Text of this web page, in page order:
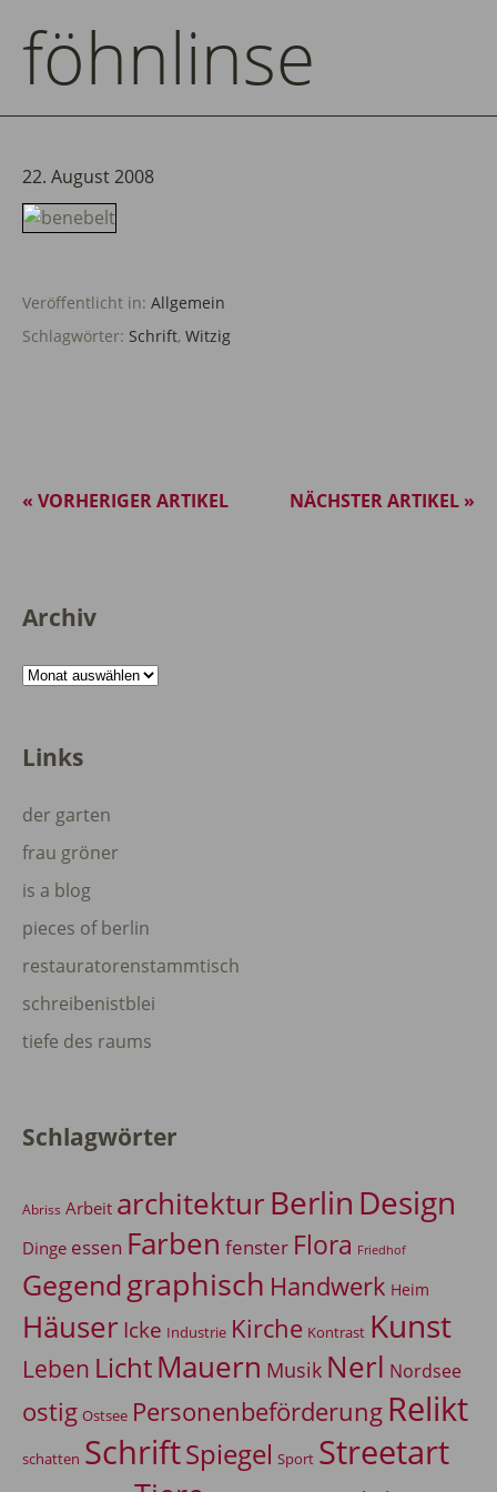
föhnlinse
22. August 2008
Veröffentlicht in: Allgemein
Schlagwörter: Schrift, Witzig
NÄCHSTER ARTIKEL »
« VORHERIGER ARTIKEL
Archiv
Archiv
Links
der garten
frau gröner
is a blog
pieces of berlin
restauratorenstammtisch
schreibenistblei
tiefe des raums
Schlagwörter
Abriss Arbeit architekturBerlin Design
Dinge essen Farben fenster Flora Friedhof
Gegendgraphisch Handwerk Heim
Häuser Icke Industrie Kirche Kontrast Kunst
Leben LichtMauern Musik Nerl Nordsee
ostig Ostsee Personenbeförderung Relikt
schatten SchriftSpiegel Sport Streetart